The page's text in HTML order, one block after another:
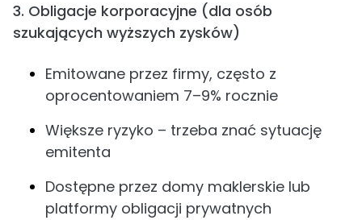
3. Obligacje korporacyjne (dla osób
szukających wyższych zysków)
Emitowane przez firmy, często z
oprocentowaniem 7–9% rocznie
Większe ryzyko – trzeba znać sytuację
emitenta
Dostępne przez domy maklerskie lub
platformy obligacji prywatnych